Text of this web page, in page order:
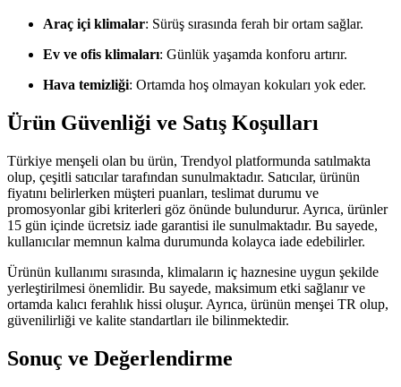
Araç içi klimalar: Sürüş sırasında ferah bir ortam sağlar.
Ev ve ofis klimaları: Günlük yaşamda konforu artırır.
Hava temizliği: Ortamda hoş olmayan kokuları yok eder.
Ürün Güvenliği ve Satış Koşulları
Türkiye menşeli olan bu ürün, Trendyol platformunda satılmakta
olup, çeşitli satıcılar tarafından sunulmaktadır. Satıcılar, ürünün
fiyatını belirlerken müşteri puanları, teslimat durumu ve
promosyonlar gibi kriterleri göz önünde bulundurur. Ayrıca, ürünler
15 gün içinde ücretsiz iade garantisi ile sunulmaktadır. Bu sayede,
kullanıcılar memnun kalma durumunda kolayca iade edebilirler.
Ürünün kullanımı sırasında, klimaların iç haznesine uygun şekilde
yerleştirilmesi önemlidir. Bu sayede, maksimum etki sağlanır ve
ortamda kalıcı ferahlık hissi oluşur. Ayrıca, ürünün menşei TR olup,
güvenilirliği ve kalite standartları ile bilinmektedir.
Sonuç ve Değerlendirme